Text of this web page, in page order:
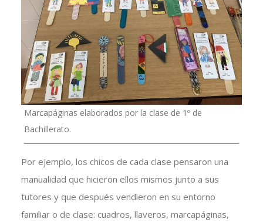
Marcapáginas elaborados por la clase de 1º de
Bachillerato.
Por ejemplo, los chicos de cada clase pensaron una
manualidad que hicieron ellos mismos junto a sus
tutores y que después vendieron en su entorno
familiar o de clase: cuadros, llaveros, marcapáginas,